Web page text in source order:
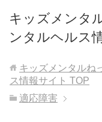
キッズメンタ
ンタルヘルス
キッズメンタルね
ス情報サイト TOP
適応障害